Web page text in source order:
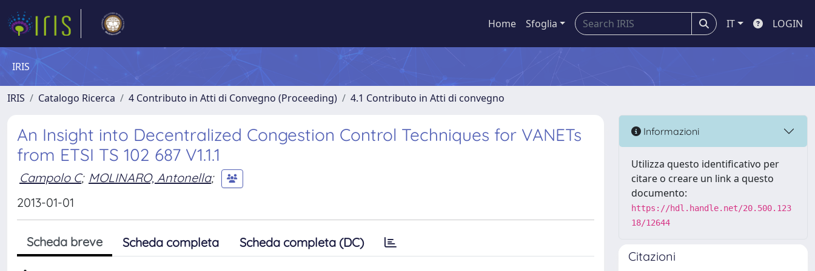
Home Sfoglia IT LOGIN
IRIS
IRIS Catalogo Ricerca 4 Contributo in Atti di Convegno (Proceeding) 4.1 Contributo in Atti di convegno
An Insight into Decentralized Congestion Control Techniques for VANETs
from ETSI TS 102 687 V1.1.1
Campolo C; MOLINARO, Antonella;
2013-01-01
Scheda breve Scheda completa Scheda completa (DC)
Informazioni
Utilizza questo identificativo per
citare o creare un link a questo
documento:
https://hdl.handle.net/20.500.123
18/12644
Citazioni